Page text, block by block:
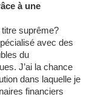
à une
suprême?
avec des
du
J’ai la chance
dans laquelle je
financiers